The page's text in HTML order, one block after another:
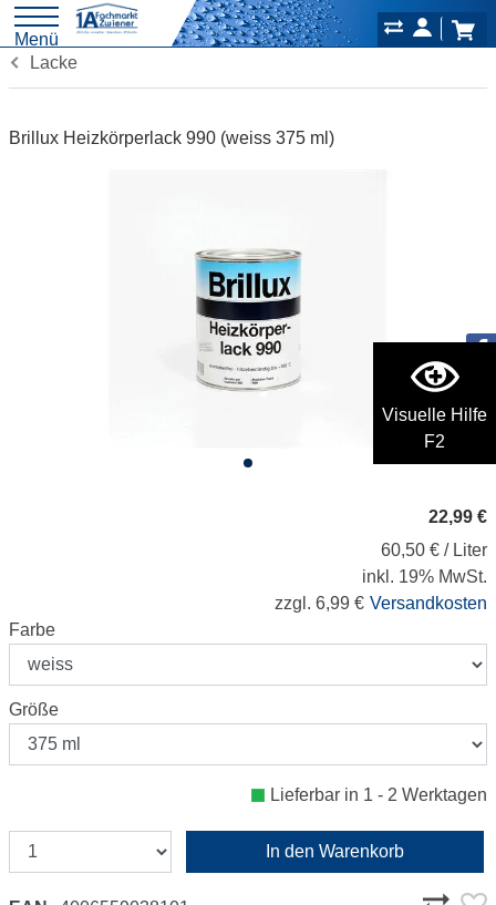
Visuelle Hilfe
F2
Menü
Lacke
Brillux Heizkörperlack 990 (weiss 375 ml)
22,99 €
60,50 € / Liter
inkl. 19% MwSt.
zzgl. 6,99 € Versandkosten
Farbe
Größe
Lieferbar in 1 - 2 Werktagen
In den Warenkorb